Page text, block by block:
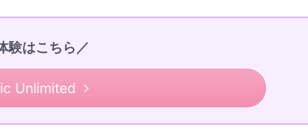
験はこちら／
Unlimited